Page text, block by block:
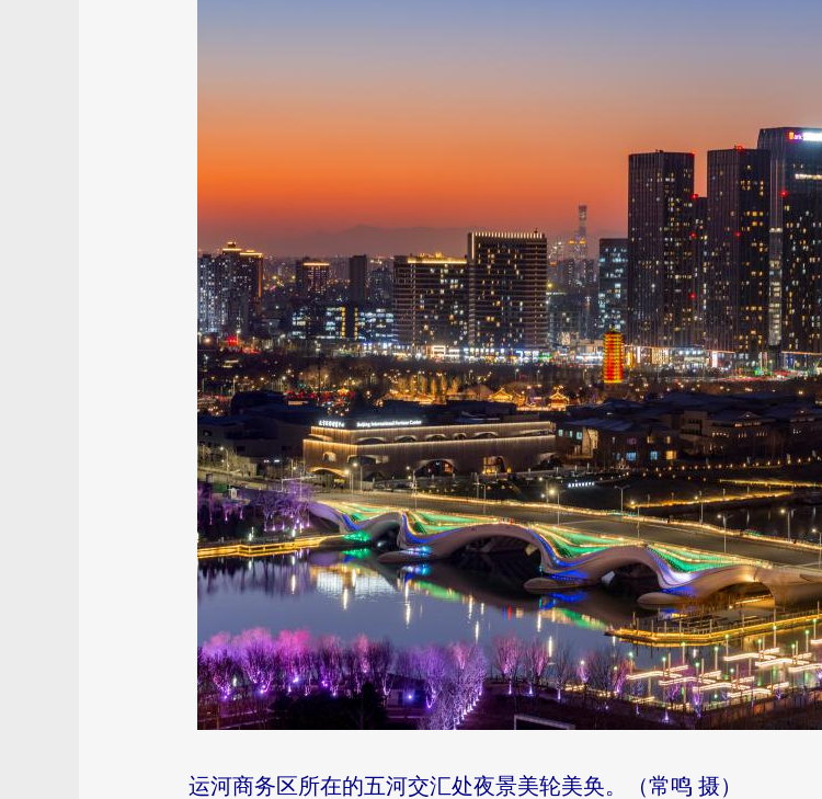
运河商务区所在的五河交汇处夜景美轮美奂。（常鸣 摄）